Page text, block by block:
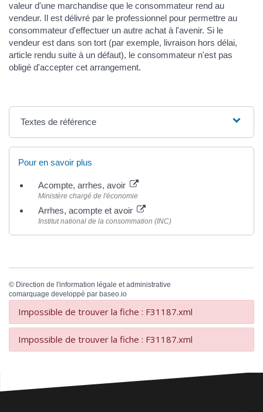
valeur d'une marchandise que le consommateur rend au
vendeur. Il est délivré par le professionnel pour permettre au
consommateur d'effectuer un autre achat à l'avenir. Si le
vendeur est dans son tort (par exemple, livraison hors délai,
article rendu suite à un défaut), le consommateur n'est pas
obligé d'accepter cet arrangement.
Textes de référence
Pour en savoir plus
Acompte, arrhes, avoir
Ministère chargé de l'économie
Arrhes, acompte et avoir
Institut national de la consommation (INC)
© Direction de l'information légale et administrative
comarquage developpé par baseo.io
Impossible de trouver la fiche : F31187.xml
Impossible de trouver la fiche : F31187.xml